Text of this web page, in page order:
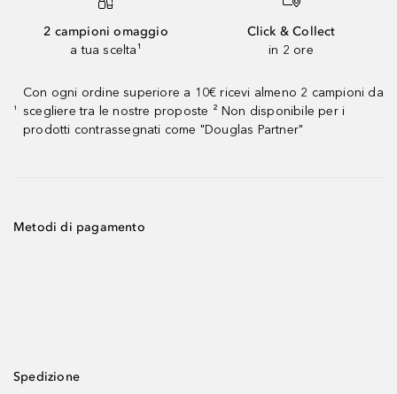
2 campioni omaggio
a tua scelta¹
Click & Collect
in 2 ore
¹
Con ogni ordine superiore a 10€ ricevi almeno 2 campioni da
scegliere tra le nostre proposte ² Non disponibile per i
prodotti contrassegnati come "Douglas Partner"
Metodi di pagamento
Spedizione